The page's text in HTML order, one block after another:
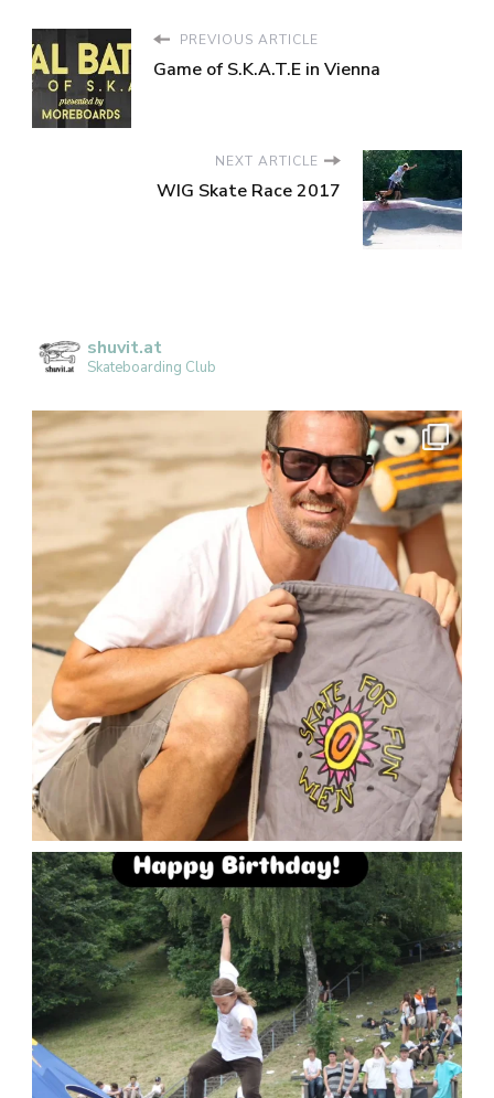
PREVIOUS ARTICLE
Game of S.K.A.T.E in Vienna
NEXT ARTICLE
WIG Skate Race 2017
shuvit.at
Skateboarding Club